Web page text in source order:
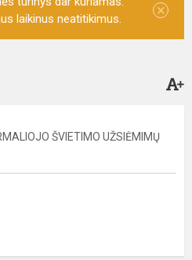
laikinus neatitikimus.
×
ŠVIETIMO UŽSIĖMIMŲ